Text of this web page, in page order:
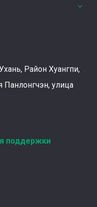
валов Weyeah
Район Хуангпи,
Панлонгчэн, улица
поддержки